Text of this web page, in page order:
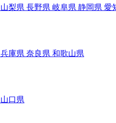
山梨県 長野県 岐阜県 静岡県 愛
兵庫県 奈良県 和歌山県
山口県